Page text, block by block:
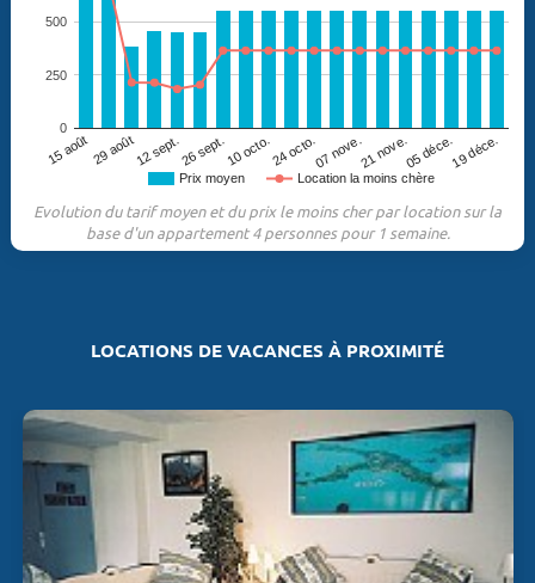
Prix moyen Location la moins chère
15 août29 août12 sept.26 sept.10 octo.24 octo.07 nove.21 nove.05 déce.19 déce.
0
250
500
Evolution du tarif moyen et du prix le moins cher par location sur la
base d'un appartement 4 personnes pour 1 semaine.
LOCATIONS DE VACANCES À PROXIMITÉ